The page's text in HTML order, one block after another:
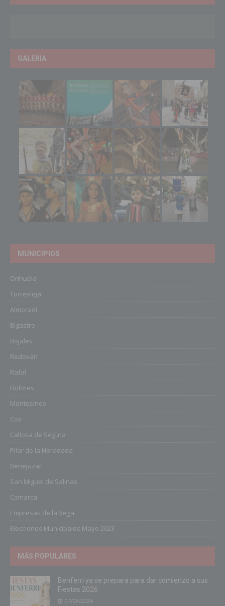
GALERIA
MUNICIPIOS
Orihuela
Torrevieja
Almoradí
Bigastro
Rojales
Redován
Rafal
Dolores
Montesinos
Cox
Callosa de Segura
Pilar de la Horadada
Benejuzar
San Miguel de Salinas
Comarca
Empresas de la Vega
Elecciones Municipales Mayo 2023
MÁS POPULARES
Benferri ya se prepara para dar comienzo a sus
Fiestas 2026
07/08/2026